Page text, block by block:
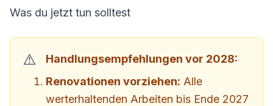
Was du jetzt tun solltest
Handlungsempfehlungen vor 2028:
Renovationen vorziehen: Alle
werterhaltenden Arbeiten bis Ende 2027